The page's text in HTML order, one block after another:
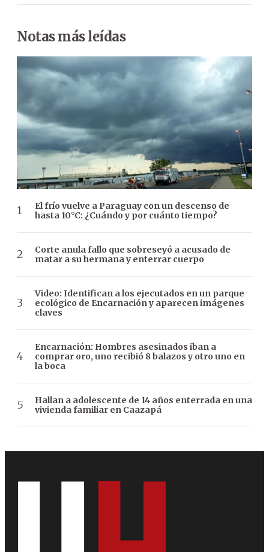
Notas más leídas
El frío vuelve a Paraguay con un descenso de
hasta 10°C: ¿Cuándo y por cuánto tiempo?
Corte anula fallo que sobreseyó a acusado de
matar a su hermana y enterrar cuerpo
Video: Identifican a los ejecutados en un parque
ecológico de Encarnación y aparecen imágenes
claves
Encarnación: Hombres asesinados iban a
comprar oro, uno recibió 8 balazos y otro uno en
la boca
Hallan a adolescente de 14 años enterrada en una
vivienda familiar en Caazapá